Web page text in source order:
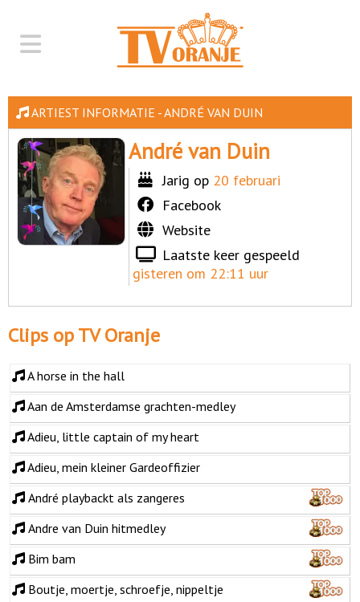
ARTIEST INFORMATIE - ANDRÉ VAN DUIN
André van Duin
Jarig op 20 februari
Facebook
Website
Laatste keer gespeeld
gisteren om 22:11 uur
Clips op TV Oranje
A horse in the hall
Aan de Amsterdamse grachten-medley
Adieu, little captain of my heart
Adieu, mein kleiner Gardeoffizier
André playbackt als zangeres
Andre van Duin hitmedley
Bim bam
Boutje, moertje, schroefje, nippeltje